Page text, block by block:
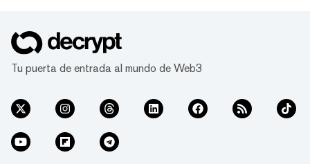
Tu puerta de entrada al mundo de Web3